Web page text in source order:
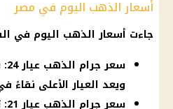
أسعار الذهب اليوم في مصر
جاءت أسعار الذهب اليوم في
ويعد العيار الأعلى نقاءً